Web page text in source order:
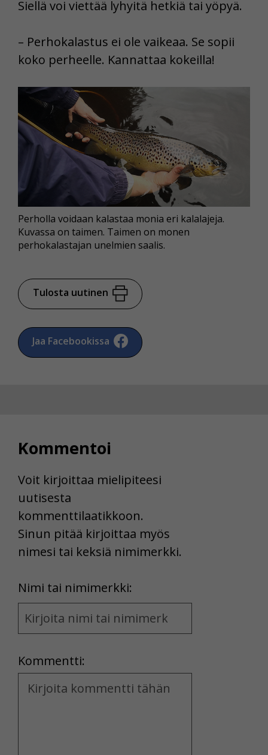
Siellä voi viettää lyhyitä hetkiä tai yöpyä.
– Perhokalastus ei ole vaikeaa. Se sopii
koko perheelle. Kannattaa kokeilla!
Perholla voidaan kalastaa monia eri kalalajeja.
Kuvassa on taimen. Taimen on monen
perhokalastajan unelmien saalis.
Tulosta uutinen
Jaa Facebookissa
Kommentoi
Voit kirjoittaa mielipiteesi
uutisesta
kommenttilaatikkoon.
Sinun pitää kirjoittaa myös
nimesi tai keksiä nimimerkki.
Nimi tai nimimerkki:
Name
and
Kommentti:
Kommentti